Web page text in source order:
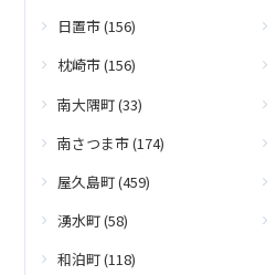
日置市 (156)
枕崎市 (156)
南大隅町 (33)
南さつま市 (174)
屋久島町 (459)
湧水町 (58)
和泊町 (118)